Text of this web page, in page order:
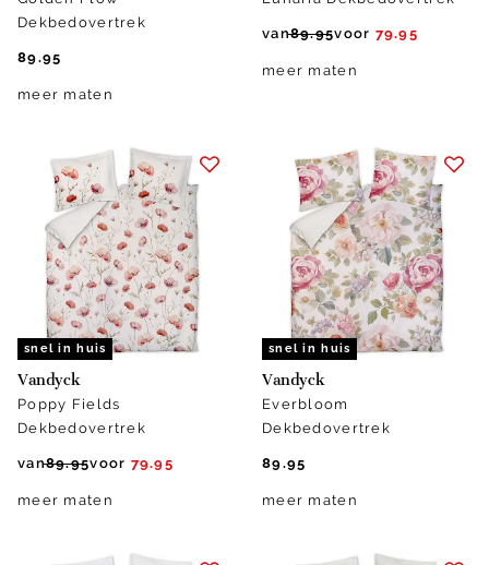
Dekbedovertrek
89.95
meer maten
van89.95voor 79.95
meer maten
snel in huis
Vandyck
Poppy Fields
Dekbedovertrek
van89.95voor 79.95
meer maten
snel in huis
Vandyck
Everbloom
Dekbedovertrek
89.95
meer maten